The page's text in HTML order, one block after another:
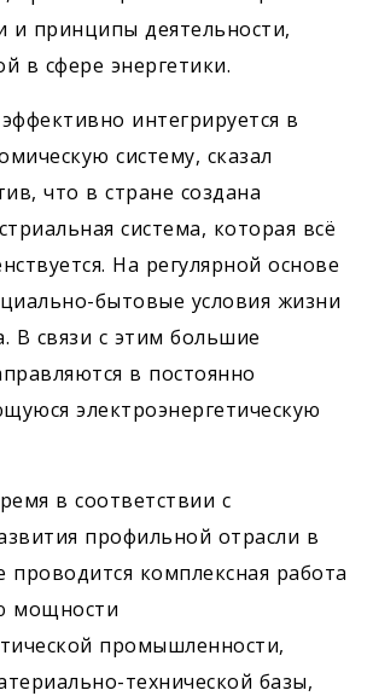
и принципы деятельности,
в сфере энергетики.
интегрируется в
систему, сказал
что в стране создана
система, которая всё
На регулярной основе
бытовые условия жизни
В связи с этим большие
в постоянно
электроэнергетическую
в соответствии с
профильной отрасли в
проводится комплексная работа
мощности
промышленности,
технической базы,